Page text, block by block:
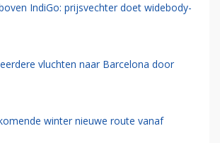
IndiGo: prijsvechter doet widebody-
vluchten naar Barcelona door
winter nieuwe route vanaf